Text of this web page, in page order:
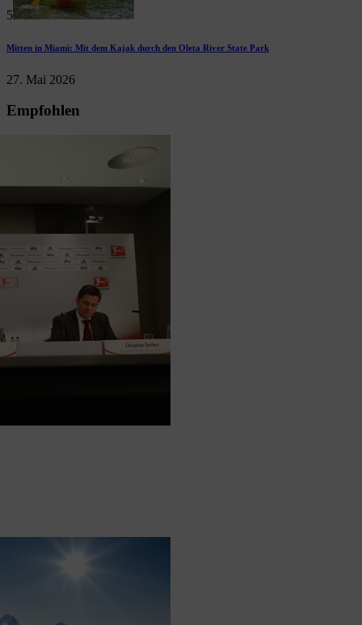
5
Mitten in Miami: Mit dem Kajak durch den Oleta River State Park
27. Mai 2026
Empfohlen